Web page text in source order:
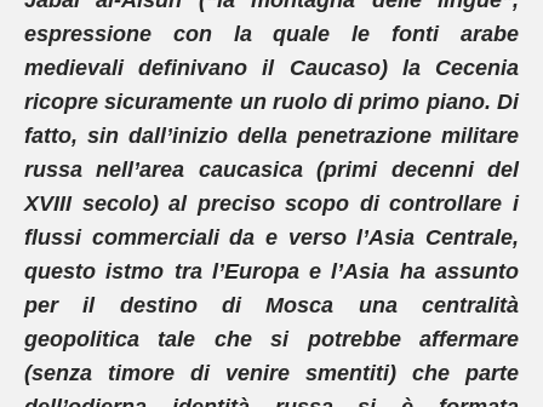
espressione con la quale le fonti arabe
medievali definivano il Caucaso) la Cecenia
ricopre sicuramente un ruolo di primo piano. Di
fatto, sin dall’inizio della penetrazione militare
russa nell’area caucasica (primi decenni del
XVIII secolo) al preciso scopo di controllare i
flussi commerciali da e verso l’Asia Centrale,
questo istmo tra l’Europa e l’Asia ha assunto
per il destino di Mosca una centralità
geopolitica tale che si potrebbe affermare
(senza timore di venire smentiti) che parte